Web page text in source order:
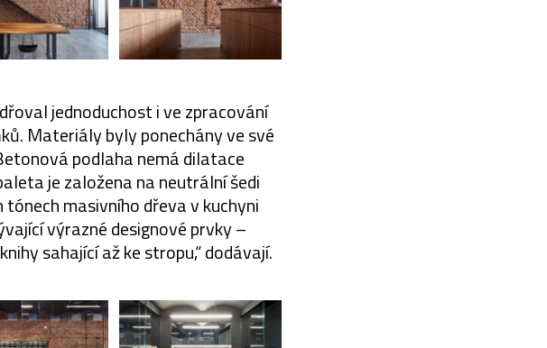
jednoduchost i ve zpracování
Materiály byly ponechány ve své
podlaha nemá dilatace
je založena na neutrální šedi
masivního dřeva v kuchyni
výrazné designové prvky –
sahající až ke stropu,“ dodávají.